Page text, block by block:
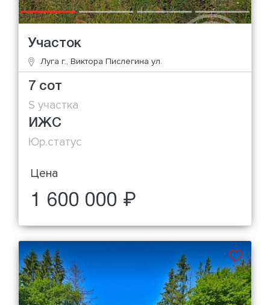
Участок
Луга г., Виктора Пислегина ул.
7 сот
S участка
ИЖС
Юр.статус
Цена
1 600 000 ₽